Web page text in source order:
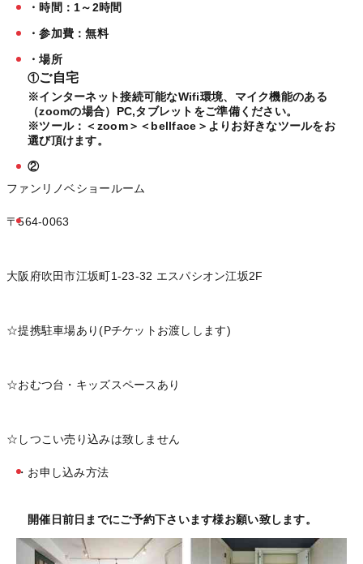
・時間：1～2時間
・参加費：無料
・場所
①ご自宅
※インターネット接続可能なWifi環境、マイク機能のある
（zoomの場合）PC,タブレットをご準備ください。
※ツール：＜zoom＞＜bellface＞よりお好きなツールをお
選び頂けます。
②
ファンリノベショールーム
〒564-0063
大阪府吹田市江坂町1-23-32 エスパシオン江坂2F
☆提携駐車場あり(Pチケットお渡しします)
☆おむつ台・キッズスペースあり
☆しつこい売り込みは致しません
・お申し込み方法
開催日前日までにご予約下さいます様お願い致します。